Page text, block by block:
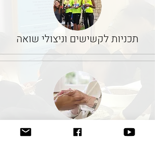
תכניות לקשישים וניצולי שואה
תכניות לקשישים וניצולי שואה